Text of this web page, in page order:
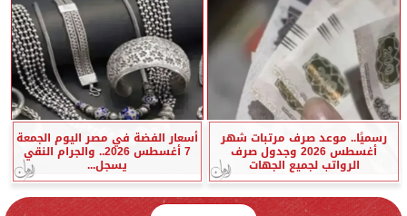
رسميًا.. موعد صرف مرتبات شهر
أغسطس 2026 وجدول صرف
الرواتب لجميع الجهات
أسعار الفضة في مصر اليوم الجمعة
7 أغسطس 2026.. والجرام النقي
يسجل...